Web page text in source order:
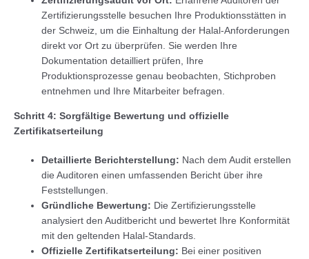
Zertifizierungsstelle besuchen Ihre Produktionsstätten in
der Schweiz, um die Einhaltung der Halal-Anforderungen
direkt vor Ort zu überprüfen. Sie werden Ihre
Dokumentation detailliert prüfen, Ihre
Produktionsprozesse genau beobachten, Stichproben
entnehmen und Ihre Mitarbeiter befragen.
Schritt 4: Sorgfältige Bewertung und offizielle
Zertifikatserteilung
Detaillierte Berichterstellung: Nach dem Audit erstellen
die Auditoren einen umfassenden Bericht über ihre
Feststellungen.
Gründliche Bewertung: Die Zertifizierungsstelle
analysiert den Auditbericht und bewertet Ihre Konformität
mit den geltenden Halal-Standards.
Offizielle Zertifikatserteilung: Bei einer positiven